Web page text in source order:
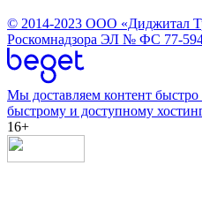
© 2014-2023 ООО «Диджитал
Роскомнадзора ЭЛ № ФС 77-
Мы доставляем контент быстро
быстрому и доступному
16+